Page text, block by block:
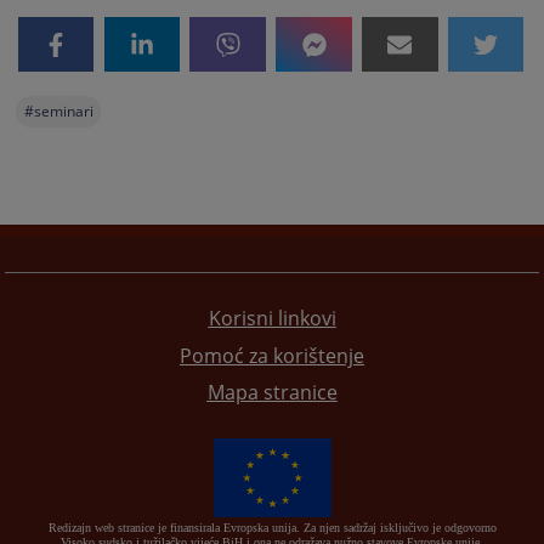
#seminari
Korisni linkovi
Pomoć za korištenje
Mapa stranice
Redizajn web stranice je finansirala Evropska unija. Za njen sadržaj isključivo je odgovorno